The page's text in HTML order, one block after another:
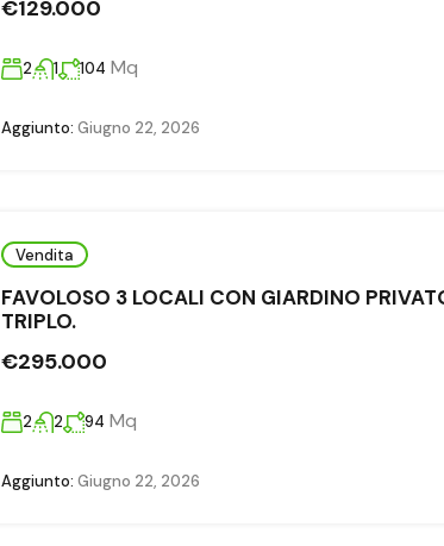
€129.000
2 1 104 Mq
Aggiunto: Giugno 22, 2026
Vendita
FAVOLOSO 3 LOCALI CON GIARDINO
TRIPLO.
€295.000
2 2 94 Mq
Aggiunto: Giugno 22, 2026